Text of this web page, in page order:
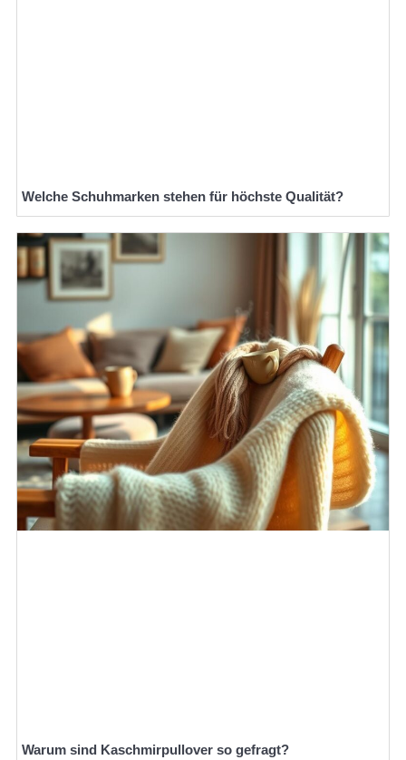
Welche Schuhmarken stehen für höchste Qualität?
Warum sind Kaschmirpullover so gefragt?